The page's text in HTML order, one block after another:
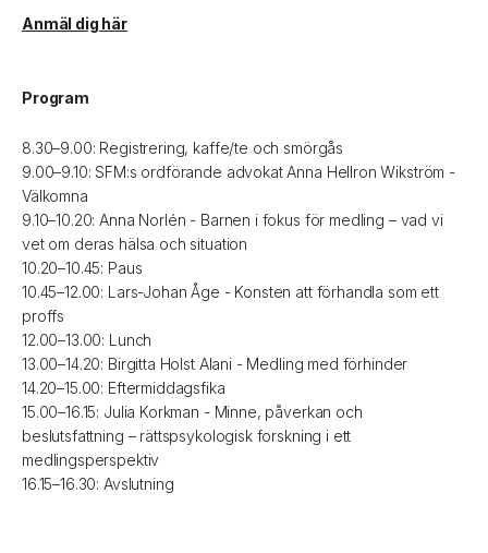
Anmäl dig här
Program
8.30–9.00: Registrering, kaffe/te och smörgås
9.00–9.10: SFM:s ordförande advokat Anna Hellron Wikström -
Välkomna
9.10–10.20: Anna Norlén - Barnen i fokus för medling – vad vi
vet om deras hälsa och situation
10.20–10.45: Paus
10.45–12.00: Lars-Johan Åge - Konsten att förhandla som ett
proffs
12.00–13.00: Lunch
13.00–14.20: Birgitta Holst Alani - Medling med förhinder
14.20–15.00: Eftermiddagsfika
15.00–16.15: Julia Korkman - Minne, påverkan och
beslutsfattning – rättspsykologisk forskning i ett
medlingsperspektiv
16.15–16.30: Avslutning